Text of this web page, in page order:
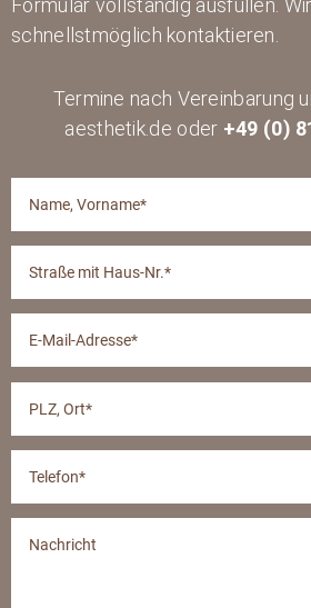
Formular vollständig ausfüllen.
schnellstmöglich kontaktieren.
Termine nach Vereinbarung
aesthetik.de oder +49 (0)